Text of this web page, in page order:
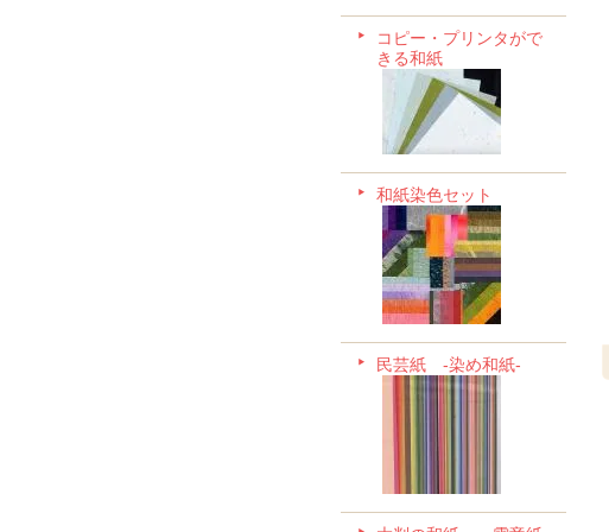
コピー・プリンタがで
きる和紙
和紙染色セット
民芸紙 -染め和紙-